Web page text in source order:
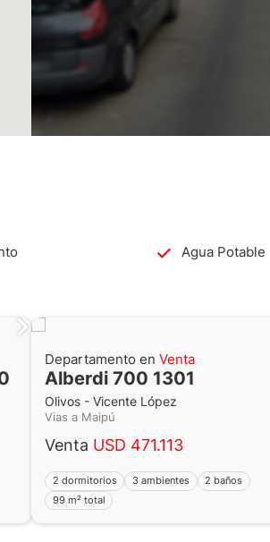
Agua Potable
Departamento en Venta
Alberdi 700 1301
Olivos - Vicente López
Vias a Maipú
Venta USD 471.113
2 dormitorios 3 ambientes
2 baños
99 m² total